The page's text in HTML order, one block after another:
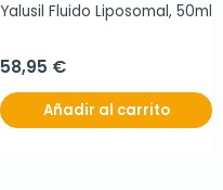
Yalusil Fluido Liposomal, 50ml
58,95 €
Añadir al carrito